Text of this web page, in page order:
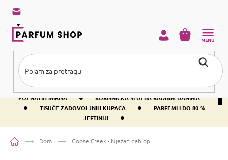
sadržaj
BESPLATNA DOSTAVA IZNAD PRIBLIŽNO 37 € •
400+ SVJETSKI
POZNATIH MIRISA
• KORISNIČKA SLUŽBA RADNIM DANIMA
• TISUĆE ZADOVOLJNIH KUPACA •
PARFEMI I DO 80 %
JEFTINIJI
•
KOŠARICA
PočetnaDom Goose Creek - Nježan dah opranog rublja